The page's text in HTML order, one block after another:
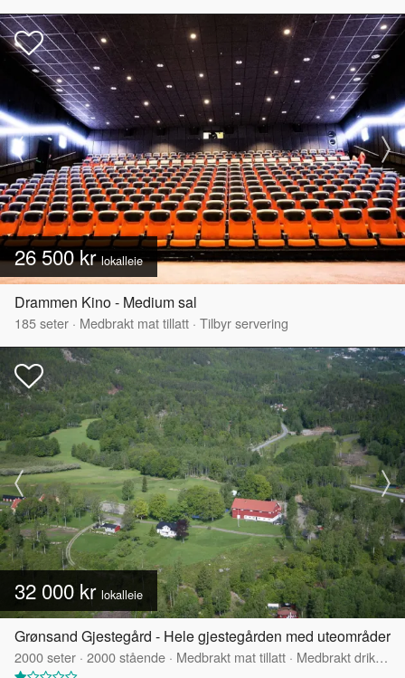
26 500 krlokalleie
Drammen Kino - Medium sal
185seter · Medbrakt mat tillatt · Tilbyr servering
32 000 kr lokalleie
Grønsand Gjestegård - Hele gjestegården med uteområder
2000seter · 2000stående · Medbrakt mat tillatt · Medbrakt drikke tillatt